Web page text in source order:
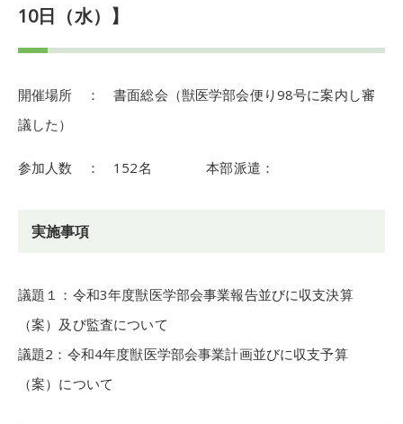
10日（水）】
開催場所 ： 書面総会（獣医学部会便り98号に案内し審
議した）
参加人数 ： 152名 本部派遣：
実施事項
議題１：令和3年度獣医学部会事業報告並びに収支決算
（案）及び監査について
議題2：令和4年度獣医学部会事業計画並びに収支予算
（案）について